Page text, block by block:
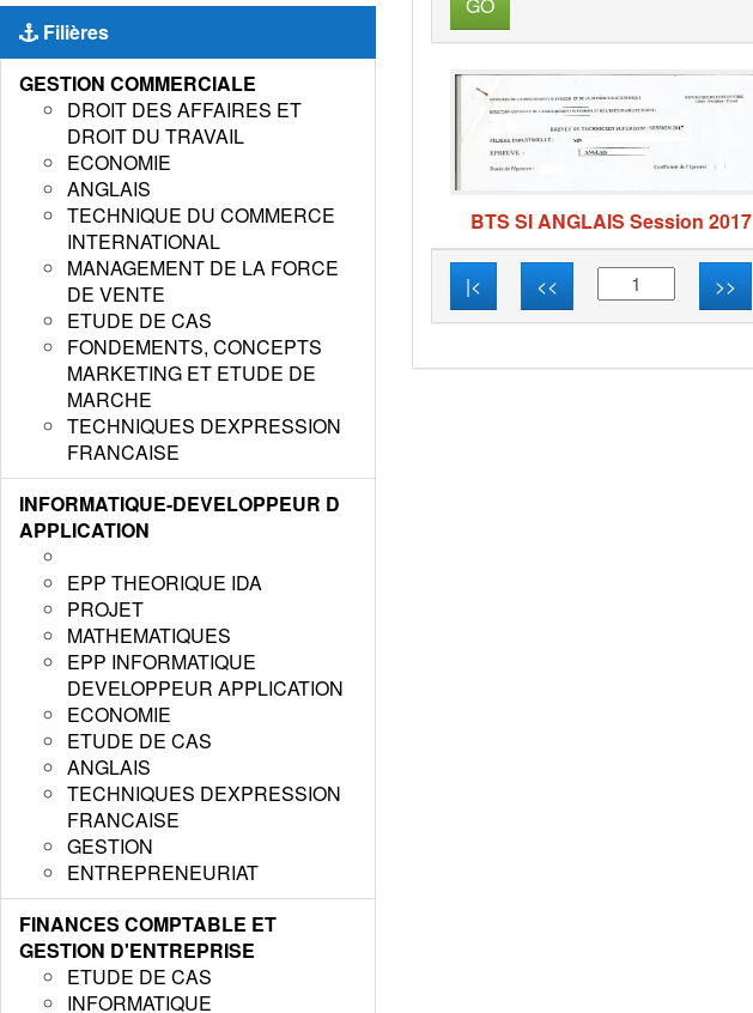
Filières
GESTION COMMERCIALE
DROIT DES AFFAIRES ET
DROIT DU TRAVAIL
ECONOMIE
ANGLAIS
TECHNIQUE DU COMMERCE
INTERNATIONAL
MANAGEMENT DE LA FORCE
DE VENTE
ETUDE DE CAS
FONDEMENTS, CONCEPTS
MARKETING ET ETUDE DE
MARCHE
TECHNIQUES DEXPRESSION
FRANCAISE
INFORMATIQUE-DEVELOPPEUR D
APPLICATION
EPP THEORIQUE IDA
PROJET
MATHEMATIQUES
EPP INFORMATIQUE
DEVELOPPEUR APPLICATION
ECONOMIE
ETUDE DE CAS
ANGLAIS
TECHNIQUES DEXPRESSION
FRANCAISE
GESTION
ENTREPRENEURIAT
FINANCES COMPTABLE ET
GESTION D'ENTREPRISE
ETUDE DE CAS
INFORMATIQUE
BTS SI ANGLAIS Session 2017
|< << >>